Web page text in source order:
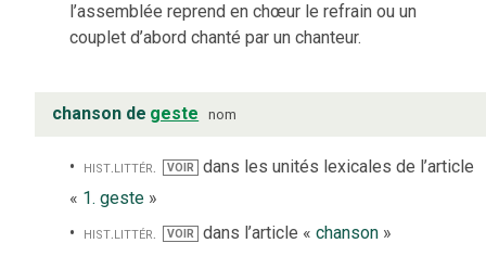
l’assemblée reprend en chœur le refrain ou un
couplet d’abord chanté par un chanteur.
chanson de geste nom
hist.littér. VOIR dans les unités lexicales de l’article
« 1. geste »
hist. littér. VOIR dans l’article « chanson»